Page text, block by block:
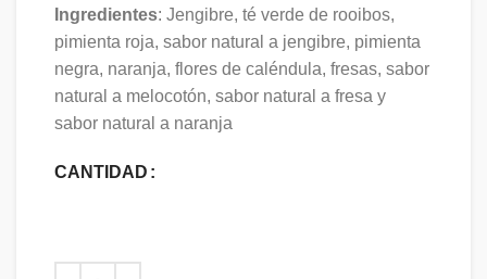
Ingredientes: Jengibre, té verde de rooibos,
pimienta roja, sabor natural a jengibre, pimienta
negra, naranja, flores de caléndula, fresas, sabor
natural a melocotón, sabor natural a fresa y
sabor natural a naranja
CANTIDAD